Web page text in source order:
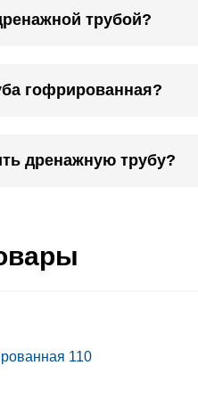
трубой?
гофрированная?
дренажную трубу?
110